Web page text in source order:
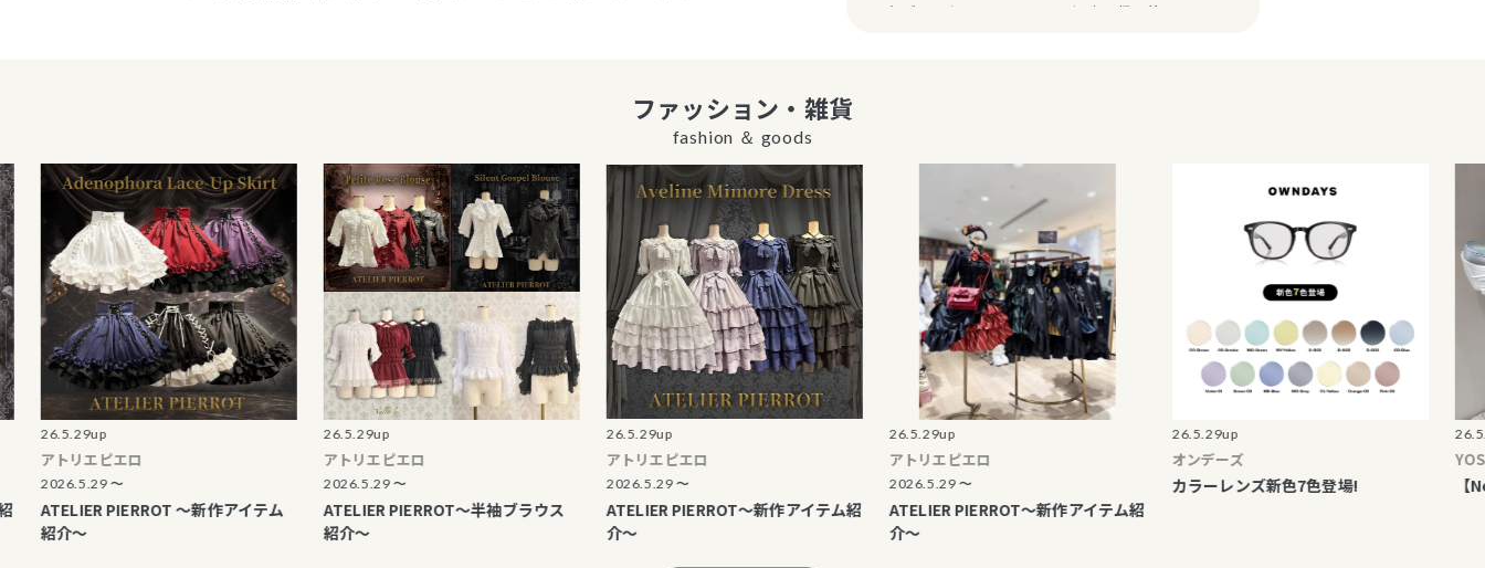
一部ギフトカードマルイ・モディお取扱い終了
エポスカード優待割引・加算ポイント レシート
表記の廃止について
海外からのお客さま向け各提携カード等割引中
止について
マルイのネット通販「マルイウェブチャネル」
はこちら
ファッション・雑貨
fashion ＆ goods
26.5.29up
アトリエピエロ
2026.5.29 〜
ATELIER PIERROT ～新作アイテム
紹介～
26.5.29up
アトリエピエロ
2026.5.29 〜
ATELIER PIERROT～半袖ブラウス
紹介～
26.5.29up
アトリエピエロ
2026.5.29 〜
ATELIER PIERROT～新作アイテム紹
26.5.29up
アトリエピエロ
2026.5.29 〜
ATELIER PIERROT～新作アイテム紹
26.5.29up
オンデーズ
カラーレンズ新色7色登場!
26.5.29up
YOSUKE
【New